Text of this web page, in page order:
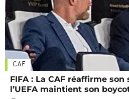
CAF
FIFA : La CAF réaffirme
l’UEFA maintient son